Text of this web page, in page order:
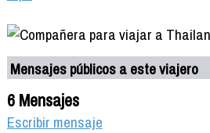
Mensajes públicos a este viajero
6 Mensajes
Escribir mensaje